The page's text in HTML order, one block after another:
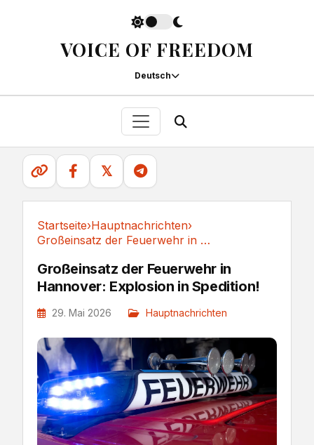
VOICE OF FREEDOM
Deutsch
𝕏
Startseite›Hauptnachrichten›
Großeinsatz der Feuerwehr in Hannover:...
Großeinsatz der Feuerwehr in
Hannover: Explosion in Spedition!
29. Mai 2026 Hauptnachrichten